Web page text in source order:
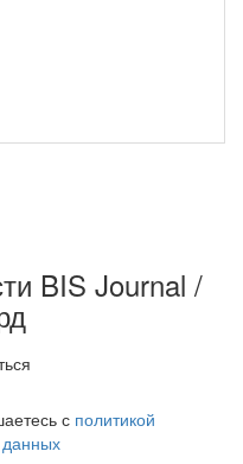
BIS Journal /
с политикой